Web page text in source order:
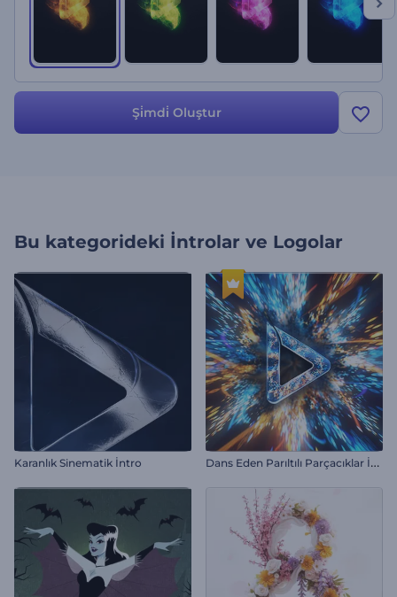
Şi̇mdi̇ Oluştur
Bu kategorideki İntrolar ve Logolar
Karanlık Sinematik İntro D
ans Eden Parıltılı Parçacıklar İntro